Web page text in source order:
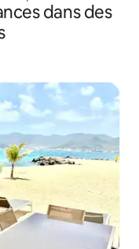
dans des